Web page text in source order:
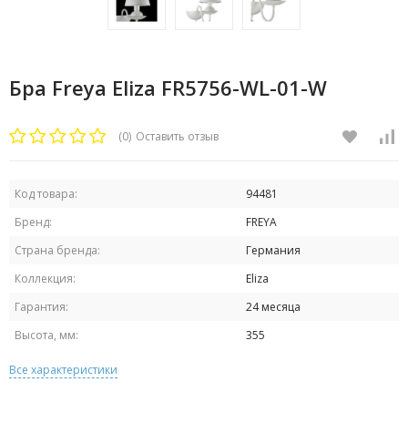
Бра Freya Eliza FR5756-WL-01-W
(0) Оставить отзыв
Код товара:
94481
Бренд:
FREYA
Страна бренда:
Германия
Коллекция:
Eliza
Гарантия:
24 месяца
Высота, мм:
355
Все характеристики